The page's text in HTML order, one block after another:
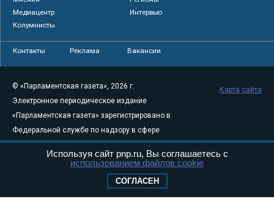
Медиацентр
Интервью
Колумнисты
Контакты Реклама Вакансии
© «Парламентская газета», 2026 г.
Электронное периодическое издание
«Парламентская газета» зарегистрировано в
Федеральной службе по надзору в сфере
связи, информационных технологий и
массовых коммуникаций (Роскомнадзор) 05
Свидетельство о регистрации Эл № ФС77-
Карта сайта
Используя сайт pnp.ru, Вы соглашаетесь с
использованием файлов cookie
СОГЛАСЕН